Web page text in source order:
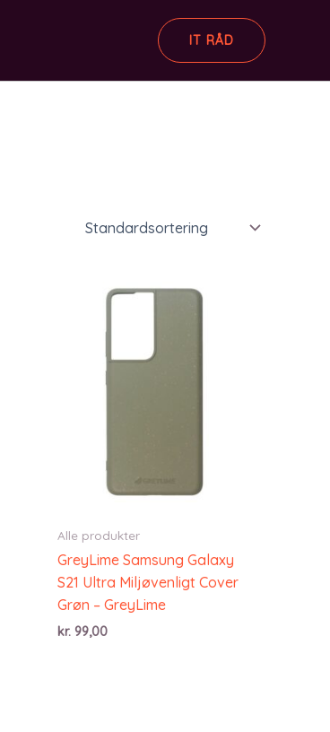
IT RÅD
Alle produkter
GreyLime Samsung Galaxy
S21 Ultra Miljøvenligt Cover
Grøn – GreyLime
kr.99,00